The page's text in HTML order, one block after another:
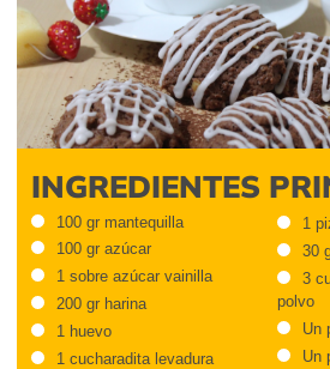
INGREDIENTES
100 gr mantequilla
100 gr azúcar
1 sobre azúcar vainilla
200 gr harina
1 huevo
1 cucharadita levadura
1
30
3
polvo
Un
Un